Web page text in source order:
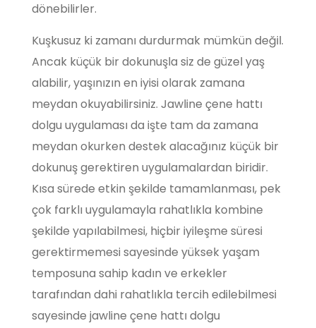
dönebilirler.
Kuşkusuz ki zamanı durdurmak mümkün değil.
Ancak küçük bir dokunuşla siz de güzel yaş
alabilir, yaşınızın en iyisi olarak zamana
meydan okuyabilirsiniz. Jawline çene hattı
dolgu uygulaması da işte tam da zamana
meydan okurken destek alacağınız küçük bir
dokunuş gerektiren uygulamalardan biridir.
Kısa sürede etkin şekilde tamamlanması, pek
çok farklı uygulamayla rahatlıkla kombine
şekilde yapılabilmesi, hiçbir iyileşme süresi
gerektirmemesi sayesinde yüksek yaşam
temposuna sahip kadın ve erkekler
tarafından dahi rahatlıkla tercih edilebilmesi
sayesinde jawline çene hattı dolgu